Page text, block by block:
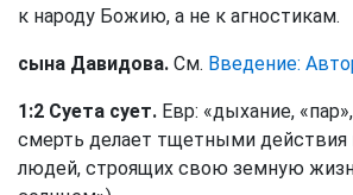
к народу Божию, а не к агностикам.
сына Давидова. См. Введение:
1:2 Суета сует. Евр: «дыхание,
смерть делает тщетными действия
людей, строящих свою земную